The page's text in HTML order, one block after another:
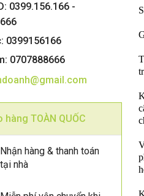
0399.156.166 -
0399156166
0707888666
hàng TOÀN QUỐC
Nhận hàng & thanh toán
tại nhà